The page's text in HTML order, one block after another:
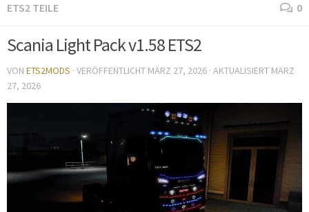
ETS2 TEILE 0
Scania Light Pack v1.58 ETS2
VON ETS2MODS · VERÖFFENTLICHT MÄRZ 27, 2026 · AKTUALISIERT MÄRZ
27, 2026